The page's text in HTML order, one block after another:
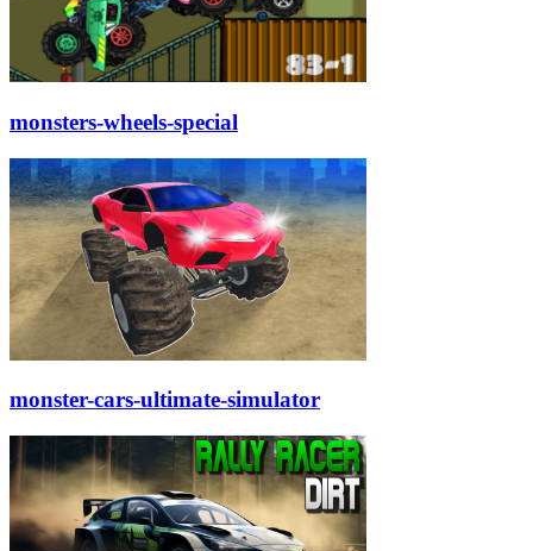
monsters-wheels-special
monster-cars-ultimate-simulator